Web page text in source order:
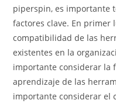
piperspin, es importante
factores clave. En primer
compatibilidad de las
existentes en la
importante considerar la
aprendizaje de las
importante considerar el